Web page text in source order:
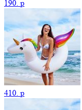
190. p
410. p